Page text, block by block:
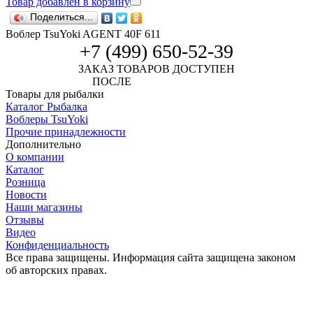
Поделиться...
Воблер TsuYoki AGENT 40F 611
+7 (499) 650-52-39
ЗАКАЗ ТОВАРОВ ДОСТУПЕН
ПОСЛЕ
Товары для рыбалки
Каталог Рыбалка
Воблеры TsuYoki
Прочие принадлежности
Дополнительно
О компании
Каталог
Розница
Новости
Наши магазины
Отзывы
Видео
Конфиденциальность
Все права защищены. Информация сайта защищена законом
об авторских правах.